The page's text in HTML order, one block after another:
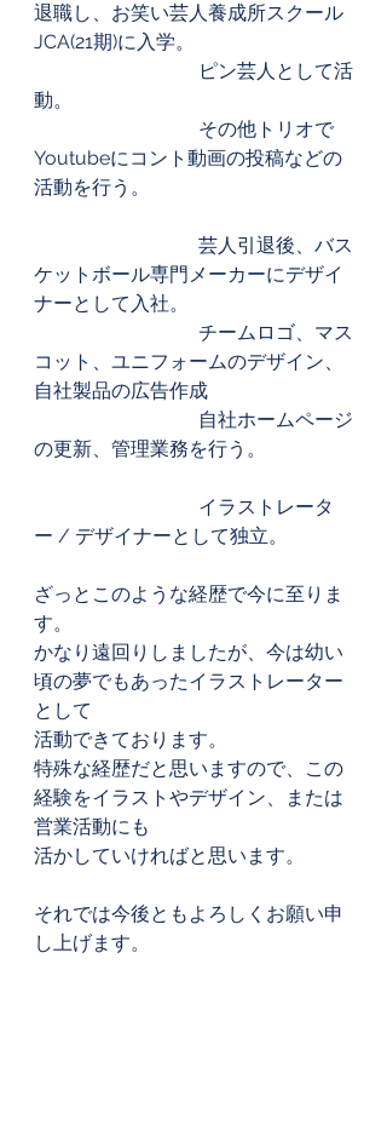
退職し、お笑い芸人養成所スクール
JCA(21期)に入学。
動。
Youtubeにコント動画の投稿などの
活動を行う。
ケットボール専門メーカーにデザイ
ナーとして入社。
コット、ユニフォームのデザイン、
自社製品の広告作成
の更新、管理業務を行う。
ー / デザイナーとして独立。
ざっとこのような経歴で今に至りま
す。
かなり遠回りしましたが、今は幼い
頃の夢でもあったイラストレーター
として
活動できております。
特殊な経歴だと思いますので、この
経験をイラストやデザイン、または
営業活動にも
活かしていければと思います。
それでは今後ともよろしくお願い申
し上げます。